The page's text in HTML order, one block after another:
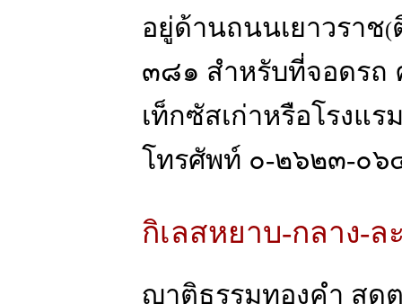
อยู่ด้านถนนเยาวราช(
๓๘๑ สำหรับที่จอดรถ
เท็กซัสเก่าหรือโรงแ
โทรศัพท์ ๐-๒๖๒๓-๐
กิเลสหยาบ-กลาง-ล
ญาติธรรมทองคำ สุด